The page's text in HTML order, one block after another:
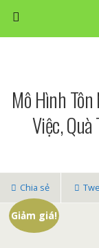
Mô Hình
Việc,
Chia sẻ
Giảm giá!